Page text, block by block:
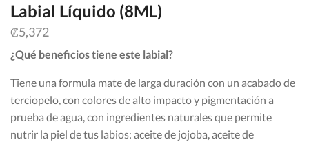
Labial Líquido (8ML)
₡5,372
¿Qué beneficios tiene este labial?
Tiene una formula mate de larga duración con un acabado de
terciopelo, con colores de alto impacto y pigmentación a
prueba de agua, con ingredientes naturales que permite
nutrir la piel de tus labios: aceite de jojoba, aceite de